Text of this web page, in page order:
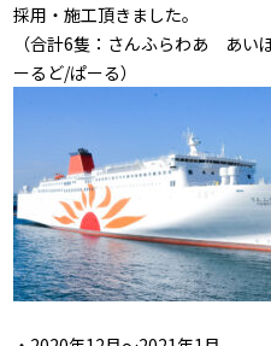
採用・施工頂きました。
（合計6隻：さんふらわあ あい
ーるど/ぱーる）